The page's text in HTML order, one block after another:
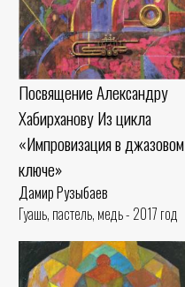
Посвящение Александру
Хабирханову Из цикла
«Импровизация в джазовом
ключе»
Дамир Рузыбаев
Гуашь, пастель, медь - 2017 год